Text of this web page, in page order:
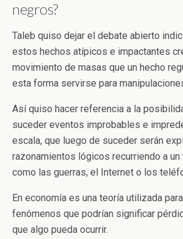
negros?
Taleb quiso dejar el debate abierto
estos hechos atípicos e impactantes
movimiento de masas que un hecho
esta forma servirse para
Así quiso hacer referencia a la
suceder eventos improbables e
escala, que luego de suceder serán
razonamientos lógicos recurriendo a un
como las guerras, el Internet o los
En economía es una teoría utilizada
fenómenos que podrían significar
que algo pueda ocurrir.